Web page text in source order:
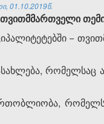
01.10.2019წ.
თვითმმართველი
−
რომელსაც ამ